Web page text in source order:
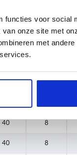
voor social
onze site met
met
128
130
160
190
208
40 8
40 8
40 8
40 8